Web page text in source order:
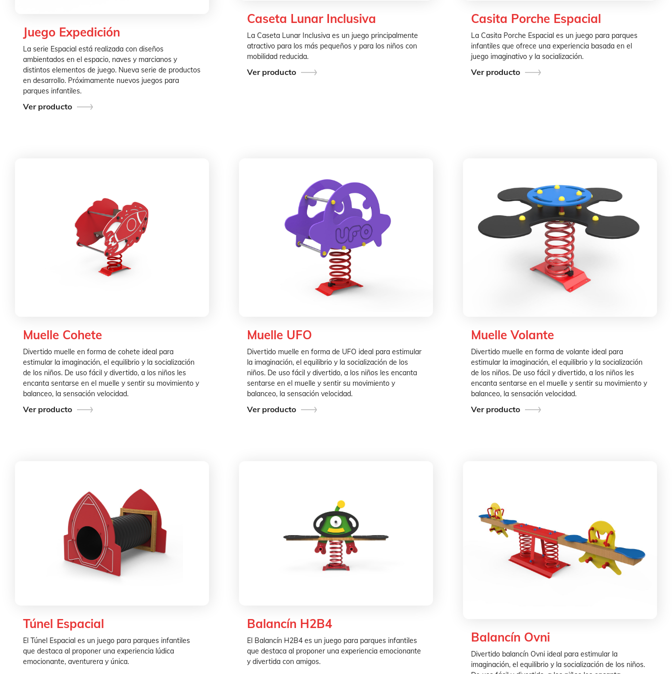
Juego Expedición
La serie Espacial está realizada con diseños
ambientados en el espacio, naves y marcianos y
distintos elementos de juego. Nueva serie de productos
en desarrollo. Próximamente nuevos juegos para
parques infantiles.
Ver producto
Caseta Lunar Inclusiva
La Caseta Lunar Inclusiva es un juego principalmente
atractivo para los más pequeños y para los niños con
mobilidad reducida.
Ver producto
Casita Porche Espacial
La Casita Porche Espacial es un juego para parques
infantiles que ofrece una experiencia basada en el
juego imaginativo y la socialización.
Ver producto
Muelle Cohete
Divertido muelle en forma de cohete ideal para
estimular la imaginación, el equilibrio y la socialización
de los niños. De uso fácil y divertido, a los niños les
encanta sentarse en el muelle y sentir su movimiento y
balanceo, la sensación velocidad.
Ver producto
Muelle UFO
Divertido muelle en forma de UFO ideal para estimular
la imaginación, el equilibrio y la socialización de los
niños. De uso fácil y divertido, a los niños les encanta
sentarse en el muelle y sentir su movimiento y
balanceo, la sensación velocidad.
Ver producto
Muelle Volante
Divertido muelle en forma de volante ideal para
estimular la imaginación, el equilibrio y la socialización
de los niños. De uso fácil y divertido, a los niños les
encanta sentarse en el muelle y sentir su movimiento y
balanceo, la sensación velocidad.
Ver producto
Túnel Espacial
El Túnel Espacial es un juego para parques infantiles
que destaca al proponer una experiencia lúdica
emocionante, aventurera y única.
Balancín H2B4
El Balancín H2B4 es un juego para parques infantiles
que destaca al proponer una experiencia emocionante
y divertida con amigos.
Balancín Ovni
Divertido balancín Ovni ideal para estimular la
imaginación, el equilibrio y la socialización de los niños.